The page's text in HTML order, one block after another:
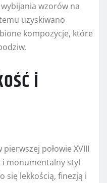
wzorów na
uzyskiwano
kompozycje, które
i
połowie XVIII
i monumentalny styl
się lekkością, finezją i